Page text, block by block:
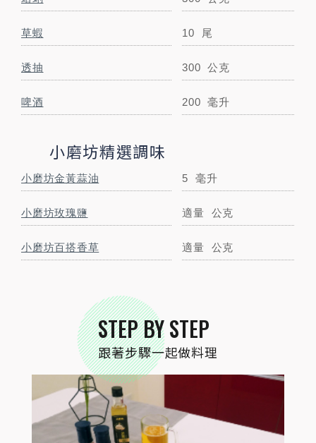
草蝦 10 尾
透抽 300 公克
啤酒 200 毫升
小磨坊精選調味
小磨坊金黃蒜油 5 毫升
小磨坊玫瑰鹽 適量 公克
小磨坊百搭香草 適量 公克
STEP BY STEP
跟著步驟一起做料理
跟著步驟一起做料理
STEP01
食材大集合。